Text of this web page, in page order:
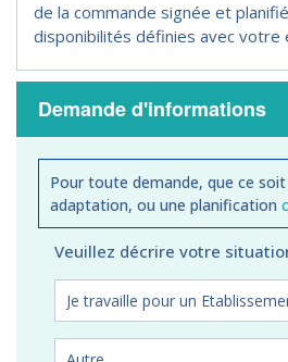
de la commande signée et
disponibilités définies avec votre
Demande d'informations
Pour toute demande, que ce
adaptation, ou une planification
Veuillez décrire votre